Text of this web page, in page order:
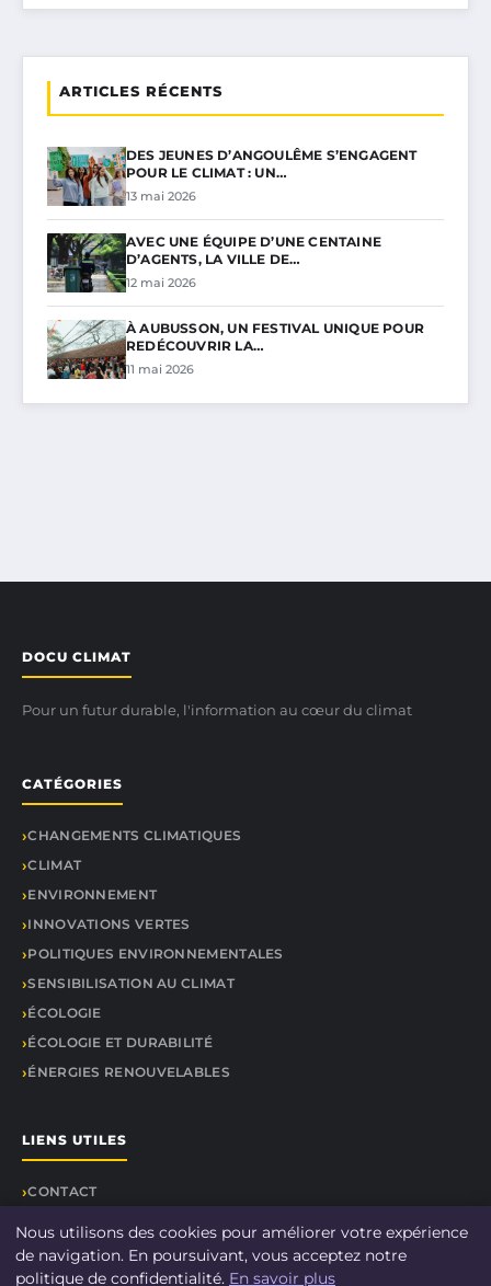
ARTICLES RÉCENTS
DES JEUNES D’ANGOULÊME S’ENGAGENT
POUR LE CLIMAT : UN…
13 mai 2026
AVEC UNE ÉQUIPE D’UNE CENTAINE
D’AGENTS, LA VILLE DE…
12 mai 2026
À AUBUSSON, UN FESTIVAL UNIQUE POUR
REDÉCOUVRIR LA…
11 mai 2026
DOCU CLIMAT
Pour un futur durable, l'information au cœur du climat
CATÉGORIES
CHANGEMENTS CLIMATIQUES
CLIMAT
ENVIRONNEMENT
INNOVATIONS VERTES
POLITIQUES ENVIRONNEMENTALES
SENSIBILISATION AU CLIMAT
ÉCOLOGIE
ÉCOLOGIE ET DURABILITÉ
ÉNERGIES RENOUVELABLES
LIENS UTILES
CONTACT
Nous utilisons des cookies pour améliorer votre expérience
de navigation. En poursuivant, vous acceptez notre
politique de confidentialité. En savoir plus